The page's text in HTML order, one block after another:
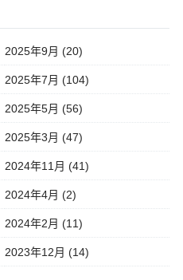
2025年9月 (20)
2025年7月 (104)
2025年5月 (56)
2025年3月 (47)
2024年11月 (41)
2024年4月 (2)
2024年2月 (11)
2023年12月 (14)